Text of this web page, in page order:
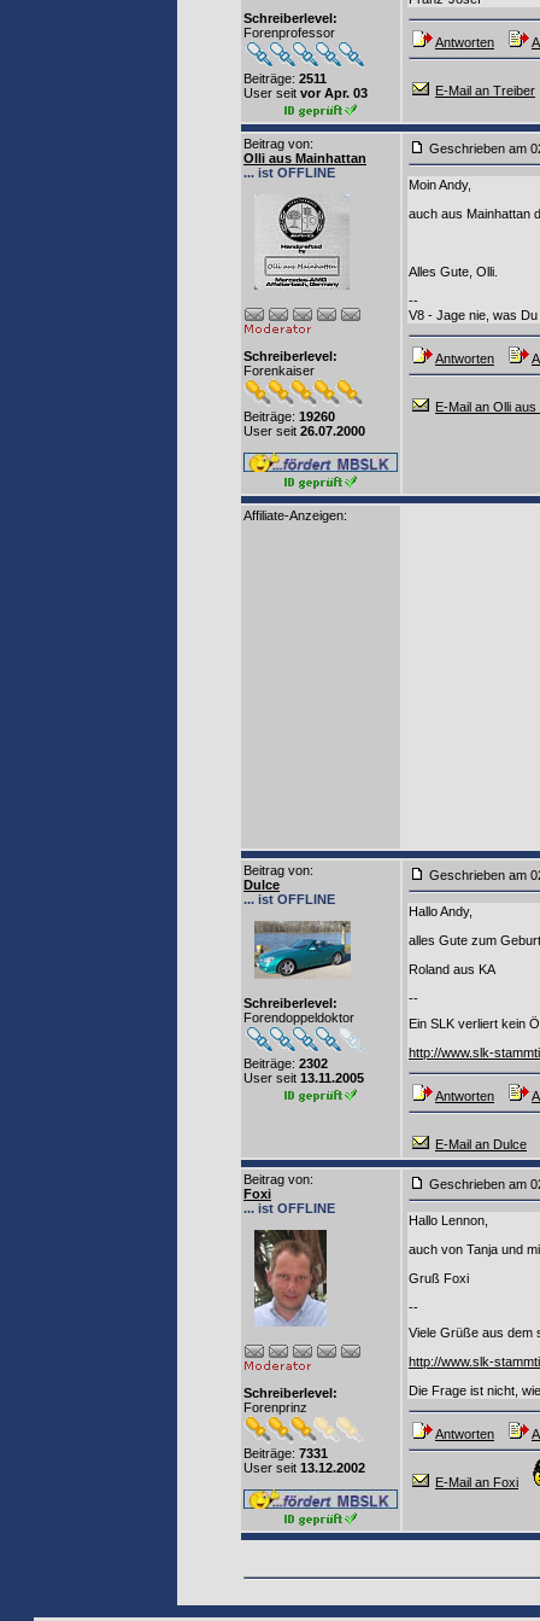
Schreiberlevel:
Forenprofessor
Beiträge: 2511
User seit vor Apr. 03
Antworten
E-Mail an Treiber
Beitrag von:
Olli aus Mainhattan
... ist OFFLINE
Schreiberlevel:
Forenkaiser
Beiträge: 19260
User seit 26.07.2000
Geschrieben am
Moin Andy,
auch aus Mainhattan
Alles Gute, Olli.
--
V8 - Jage nie, was
Antworten
E-Mail an Olli
Affiliate-Anzeigen:
Beitrag von:
Dulce
... ist OFFLINE
Schreiberlevel:
Forendoppeldoktor
Beiträge: 2302
User seit 13.11.2005
Geschrieben am
Hallo Andy,
alles Gute zum
Roland aus KA
--
Ein SLK verliert kein
http://www.slk-
Antworten
E-Mail an Dulce
Beitrag von:
Foxi
... ist OFFLINE
Schreiberlevel:
Forenprinz
Beiträge: 7331
User seit 13.12.2002
Geschrieben am
Hallo Lennon,
auch von Tanja und
Gruß Foxi
--
Viele Grüße aus dem
http://www.slk-
Die Frage ist nicht,
Antworten
E-Mail an Foxi